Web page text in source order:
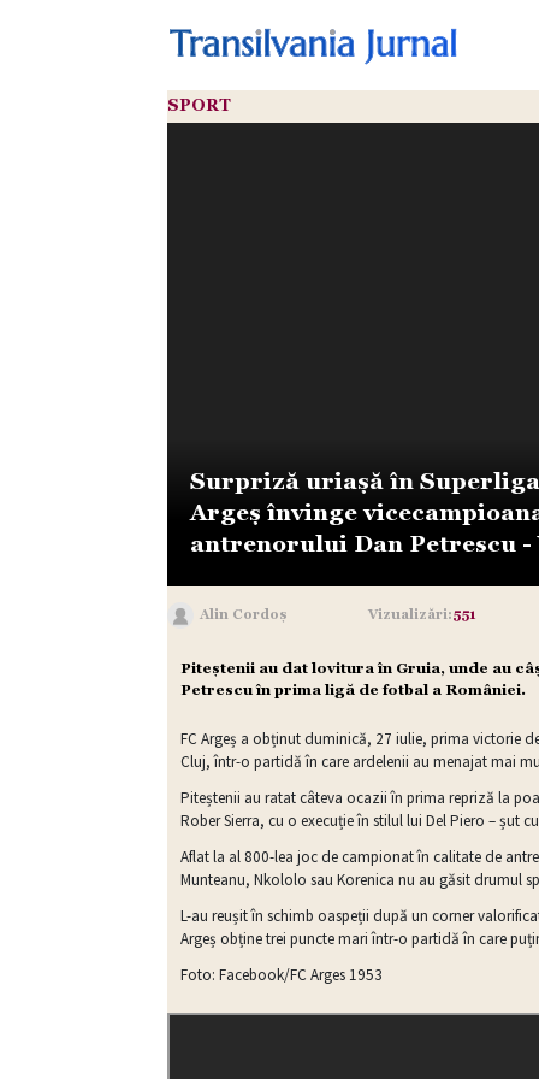
SPORT
Surpriză uriașă în
Argeș învinge
antrenorului Dan Petrescu -
Alin Cordoș Vizualizări:551
Piteștenii au dat lovitura în Gruia, unde au
Petrescu în prima ligă de fotbal a României.
FC Argeș a obținut duminică, 27 iulie, prima victorie
Cluj, într-o partidă în care ardelenii au menajat mai
Piteștenii au ratat câteva ocazii în prima repriză la
Rober Sierra, cu o execuție în stilul lui Del Piero –
Aflat la al 800-lea joc de campionat în calitate de
Munteanu, Nkololo sau Korenica nu au găsit drumul
L-au reușit în schimb oaspeții după un corner
Argeș obține trei puncte mari într-o partidă în care
Foto: Facebook/FC Arges 1953